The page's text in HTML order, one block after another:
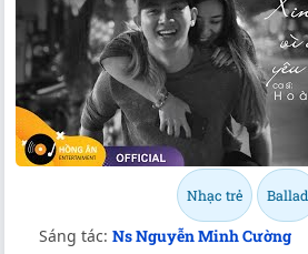
Nhạc trẻ Ballad
Sáng tác: Ns Nguyễn Minh Cường